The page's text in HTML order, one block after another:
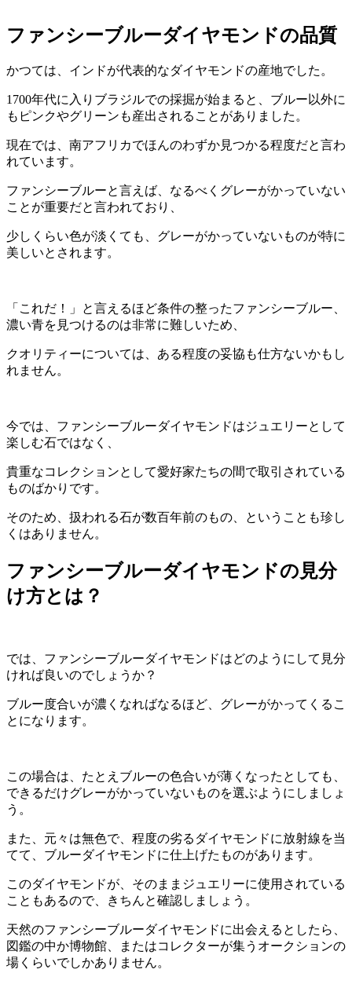
ファンシーブルーダイヤモンドの品質
かつては、インドが代表的なダイヤモンドの産地でした。
1700年代に入りブラジルでの採掘が始まると、ブルー以外に
もピンクやグリーンも産出されることがありました。
現在では、南アフリカでほんのわずか見つかる程度だと言わ
れています。
ファンシーブルーと言えば、なるべくグレーがかっていない
ことが重要だと言われており、
少しくらい色が淡くても、グレーがかっていないものが特に
美しいとされます。
「これだ！」と言えるほど条件の整ったファンシーブルー、
濃い青を見つけるのは非常に難しいため、
クオリティーについては、ある程度の妥協も仕方ないかもし
れません。
今では、ファンシーブルーダイヤモンドはジュエリーとして
楽しむ石ではなく、
貴重なコレクションとして愛好家たちの間で取引されている
ものばかりです。
そのため、扱われる石が数百年前のもの、ということも珍し
くはありません。
ファンシーブルーダイヤモンドの見分
け方とは？
では、ファンシーブルーダイヤモンドはどのようにして見分
ければ良いのでしょうか？
ブルー度合いが濃くなればなるほど、グレーがかってくるこ
とになります。
この場合は、たとえブルーの色合いが薄くなったとしても、
できるだけグレーがかっていないものを選ぶようにしましょ
う。
また、元々は無色で、程度の劣るダイヤモンドに放射線を当
てて、ブルーダイヤモンドに仕上げたものがあります。
このダイヤモンドが、そのままジュエリーに使用されている
こともあるので、きちんと確認しましょう。
天然のファンシーブルーダイヤモンドに出会えるとしたら、
図鑑の中か博物館、またはコレクターが集うオークションの
場くらいでしかありません。